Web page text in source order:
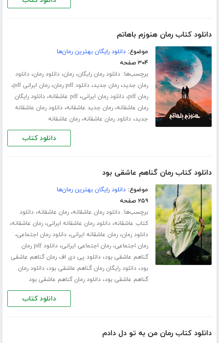
دانلود کتاب رمان هنوزم باهاتم
موضوع:دانلود رایگان بهترین رمان‌ها
۳۰۴ صفحه
برچسب‌ها:دانلود رمان رایگان،رمان،دانلود رمان،دانلود
رمان جدید،رمان جدید،دانلود pdf رمان ،رمان ایرانی pdf ،
رمان pdf ،دانلود رمان ایرانی،pdf عاشقانه ،دانلود رایگان
رمان عاشقانه،رمان جدید عاشقانه،دانلود رمان عاشقانه
جدید،دانلود رمان عاشقانه،رمان عاشقانه
دانلود کتاب
دانلود کتاب رمان گناهم عاشقی بود
موضوع:دانلود رایگان بهترین رمان‌ها
۲۵۹ صفحه
برچسب‌ها:دانلود رمان عاشقانه،رمان عاشقانه،دانلود
کتاب عاشقانه،دانلود رمان عاشقانه ایرانی،رمان عاشقانه،
دانلود رمان،رمان عاشقانه ایرانی،دانلود رمان اجتماعی،
رمان اجتماعی،رمان اجتماعی ایرانی،
دانلود pdf رمان
گناهم عاشقی بود،دانلود پی دی اف رمان گناهم عاشقی
بود،دانلود رایگان رمان گناهم عاشقی بود،دانلود رمان
گناهم عاشقی بود،دانلود رمان گناهم عاشقی بود
دانلود کتاب
دانلود کتاب رمان من به تو دل دادم